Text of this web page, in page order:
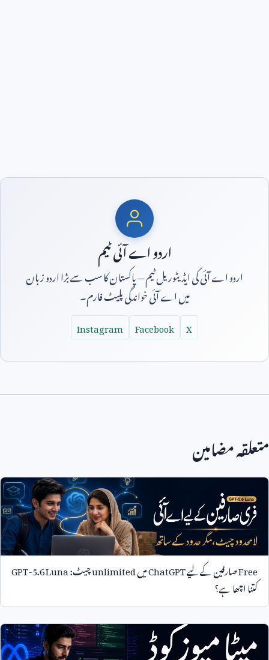
اردو اے آئی ٹیم
اردو اے آئی کی ایڈیٹوریل ٹیم — پاکستان کا سب سے بڑا اردو زبان
میں اے آئی خواندگی پلیٹ فارم۔
X
Facebook
Instagram
متعلقہ مضامین
Freeصارفین کے لیےChatGPTمیںunlimitedچیٹ:GPT-5.6 Luna
کتنا اچھا ہے؟